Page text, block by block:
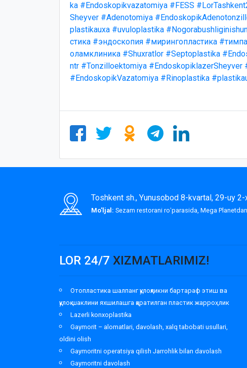
ka #Endoskopikvazatomiya #FESS
Sheyver #Adenotomiya
plastikauxa #uvuloplastika
стика #эндоскопия #мирингопластика
оламклиника #Shuxratlor #Septoplastika
ntr #Tonzilloektomiya #EndoskopiklazerSheyver
#EndoskopikVazatomiya #Rinoplastika
Toshkent sh., Yunusobod 8-kvartal, 29-uy
Mo'ljal: Sezam restorani roʻparasida, Mega
LOR 24/7 XIZMATLARIMIZ!
Отопластика шалпанг қулоқликни бартараф этиш ва
қулоқ шаклини яхшилашга қаратилган пластик жарроҳлик
Lazerli konxoplastika
Gaymorit – alomatlari, davolash, xalq tabobati usullari,
oldini olish
Gaymoritni operatsiya qilish Jarrohlik bilan davolash
Gaymoritni davolash